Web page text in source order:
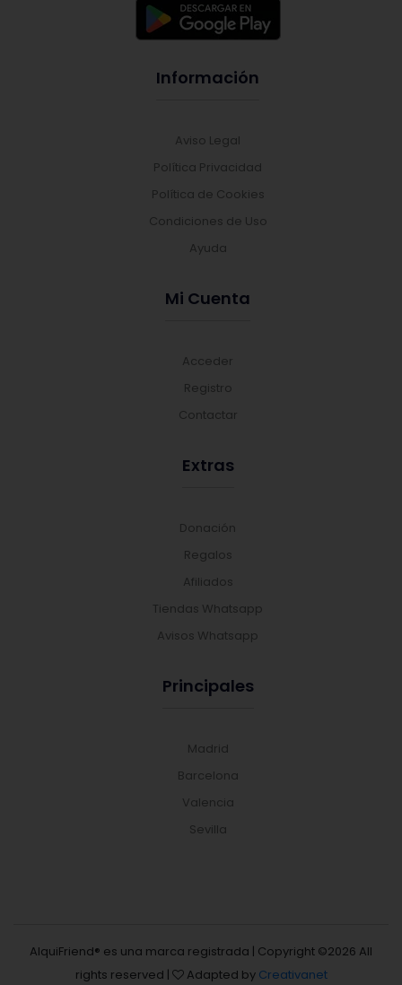
Información
Aviso Legal
Política Privacidad
Política de Cookies
Condiciones de Uso
Ayuda
Mi Cuenta
Acceder
Registro
Contactar
Extras
Donación
Regalos
Afiliados
Tiendas Whatsapp
Avisos Whatsapp
Principales
Madrid
Barcelona
Valencia
Sevilla
AlquiFriend® es una marca registrada | Copyright ©2026 All
rights reserved |
Adapted by Creativanet